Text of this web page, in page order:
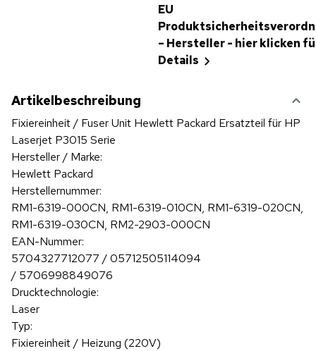
EU
– Hersteller - hier klicken
Details
Artikelbeschreibung
Fixiereinheit / Fuser Unit Hewlett Packard Ersatzteil für HP
Laserjet P3015 Serie
Hersteller / Marke:
Hewlett Packard
Herstellernummer:
RM1-6319-000CN, RM1-6319-010CN, RM1-6319-020CN,
RM1-6319-030CN, RM2-2903-000CN
EAN-Nummer:
5704327712077 / 05712505114094
/ 5706998849076
Drucktechnologie:
Laser
Typ:
Fixiereinheit / Heizung (220V)